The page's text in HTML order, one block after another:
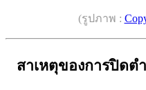
(รูปภาพ :
สาเหตุของการปิดต